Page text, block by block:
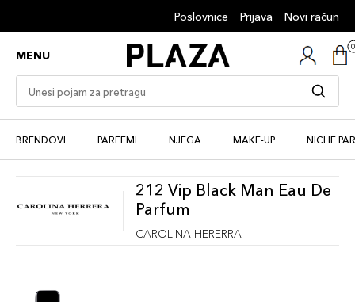
Poslovnice Prijava Novi račun
MENU
BRENDOVI PARFEMI NJEGA MAKE-UP NICHE
212 Vip Black Man Eau De
Parfum
CAROLINA HERERRA